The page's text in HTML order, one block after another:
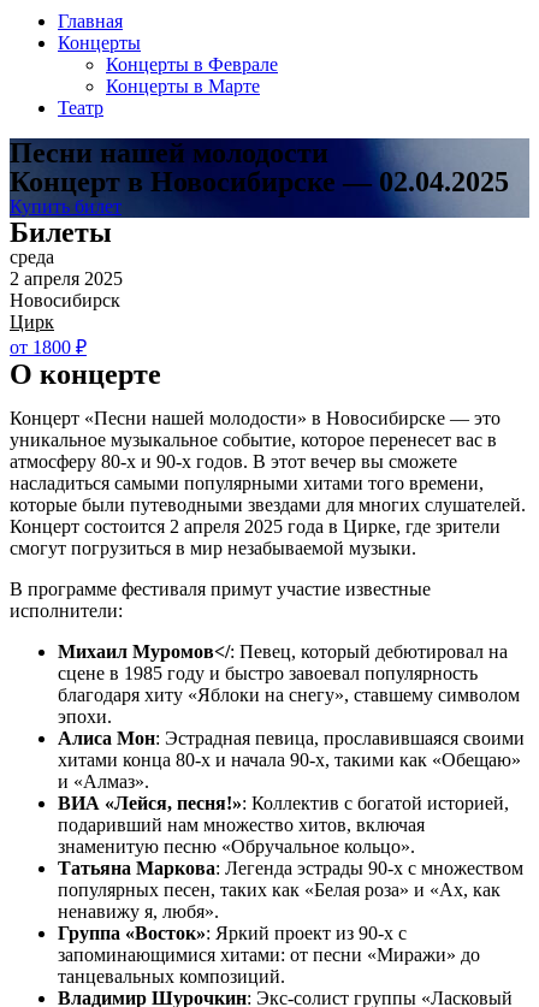
Главная
Концерты
Концерты в Феврале
Концерты в Марте
Театр
Песни нашей молодости
Концерт в Новосибирске — 02.04.2025
Купить билет
Билеты
среда
2 апреля 2025
Новосибирск
Цирк
от 1800 ₽
О концерте
Концерт «Песни нашей молодости» в Новосибирске — это
уникальное музыкальное событие, которое перенесет вас в
атмосферу 80-х и 90-х годов. В этот вечер вы сможете
насладиться самыми популярными хитами того времени,
которые были путеводными звездами для многих слушателей.
Концерт состоится 2 апреля 2025 года в Цирке, где зрители
смогут погрузиться в мир незабываемой музыки.
В программе фестиваля примут участие известные
исполнители:
Михаил Муромов</: Певец, который дебютировал на
сцене в 1985 году и быстро завоевал популярность
благодаря хиту «Яблоки на снегу», ставшему символом
эпохи.
Алиса Мон: Эстрадная певица, прославившаяся своими
хитами конца 80-х и начала 90-х, такими как «Обещаю»
и «Алмаз».
ВИА «Лейся, песня!»: Коллектив с богатой историей,
подаривший нам множество хитов, включая
знаменитую песню «Обручальное кольцо».
Татьяна Маркова: Легенда эстрады 90-х с множеством
популярных песен, таких как «Белая роза» и «Ах, как
ненавижу я, любя».
Группа «Восток»: Яркий проект из 90-х с
запоминающимися хитами: от песни «Миражи» до
танцевальных композиций.
Владимир Шурочкин: Экс-солист группы «Ласковый